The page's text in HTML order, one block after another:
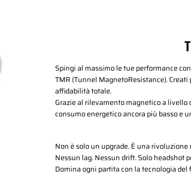
Spingi al massimo le tue performance
TMR (Tunnel MagnetoResistance).
affidabilità totale.
Grazie al rilevamento magnetico a
consumo energetico ancora più basso e
Non è solo un upgrade. È una
Nessun lag. Nessun drift. Solo headshot
Domina ogni partita con la tecnologia